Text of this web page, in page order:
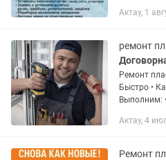
замка на
Актау, 1
Ремонт
Быстро •
Выполним:
замену
Актау, 4
Ремонт